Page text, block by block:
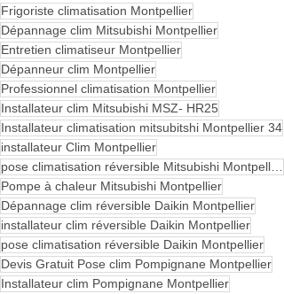
Frigoriste climatisation Montpellier
Dépannage clim Mitsubishi Montpellier
Entretien climatiseur Montpellier
Dépanneur clim Montpellier
Professionnel climatisation Montpellier
Installateur clim Mitsubishi MSZ- HR25
Installateur climatisation mitsubitshi Montpellier 34
installateur Clim Montpellier
pose climatisation réversible Mitsubishi Montpellier
Pompe à chaleur Mitsubishi Montpellier
Dépannage clim réversible Daikin Montpellier
installateur clim réversible Daikin Montpellier
pose climatisation réversible Daikin Montpellier
Devis Gratuit Pose clim Pompignane Montpellier
Installateur clim Pompignane Montpellier